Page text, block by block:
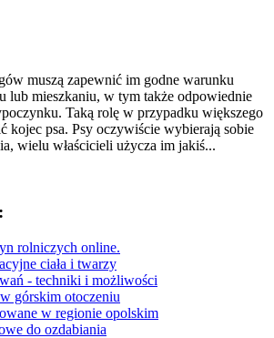
muszą zapewnić im godne warunku
lub mieszkaniu, w tym także odpowiednie
Taką rolę w przypadku większego
kojec psa. Psy oczywiście wybierają sobie
wielu właścicieli użycza im jakiś...
rolniczych online.
ciała i twarzy
- techniki i możliwości
górskim otoczeniu
w regionie opolskim
do ozdabiania